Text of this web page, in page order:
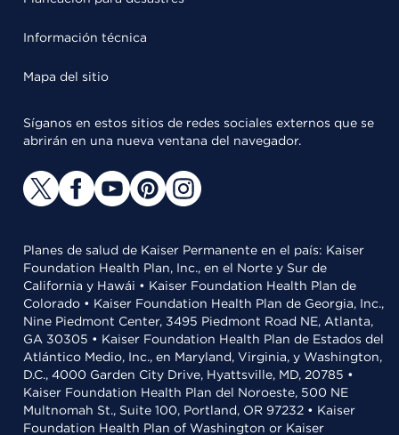
Información técnica
Mapa del sitio
Síganos en estos sitios de redes sociales externos que se
abrirán en una nueva ventana del navegador.
Planes de salud de Kaiser Permanente en el país: Kaiser
Foundation Health Plan, Inc., en el Norte y Sur de
California y Hawái • Kaiser Foundation Health Plan de
Colorado • Kaiser Foundation Health Plan de Georgia, Inc.,
Nine Piedmont Center, 3495 Piedmont Road NE, Atlanta,
GA 30305 • Kaiser Foundation Health Plan de Estados del
Atlántico Medio, Inc., en Maryland, Virginia, y Washington,
D.C., 4000 Garden City Drive, Hyattsville, MD, 20785 •
Kaiser Foundation Health Plan del Noroeste, 500 NE
Multnomah St., Suite 100, Portland, OR 97232 • Kaiser
Foundation Health Plan of Washington or Kaiser